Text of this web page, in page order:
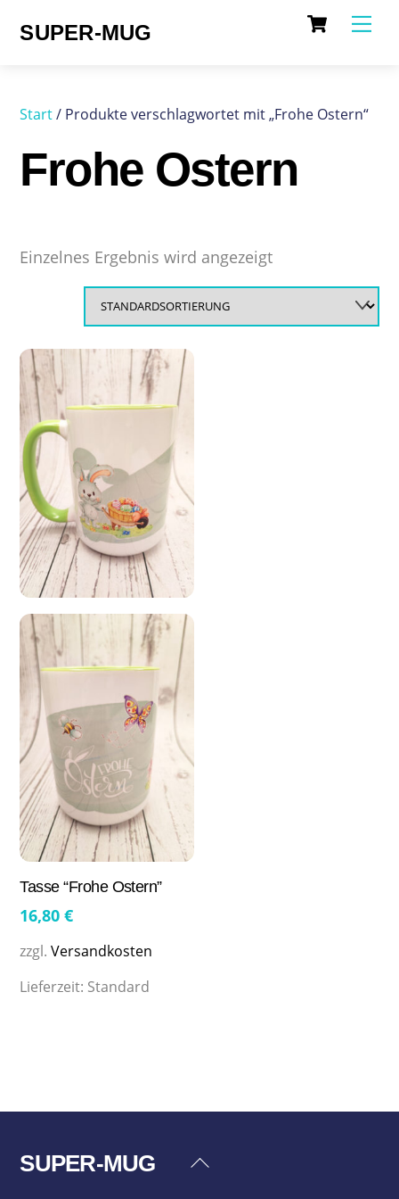
Cart
SUPER-MUG
Start/ Produkte verschlagwortet mit „Frohe Ostern“
Frohe Ostern
Einzelnes Ergebnis wird angezeigt
Tasse “Frohe Ostern”
16,80€
zzgl.Versandkosten
Lieferzeit: Standard
Back
SUPER-MUG